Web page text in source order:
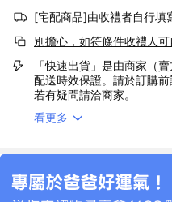
[宅配商品]由收禮者自行填
別擔心，如符條件收禮人
「快速出貨」是由商家（
配送時效保證。請於訂購
若有疑問請洽商家。
看更多